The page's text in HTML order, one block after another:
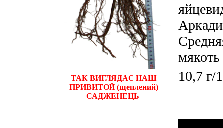
ТАК ВИГЛЯДАЄ НАШ
ПРИВИТОЙ (щеплений)
САДЖЕНЕЦЬ
мякоть
10,7 г/